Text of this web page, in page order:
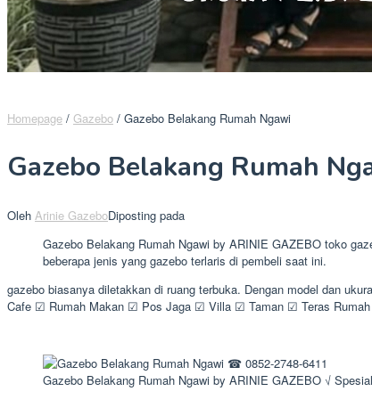
Homepage / Gazebo / Gazebo Belakang Rumah Ngawi
Gazebo Belakang Rumah
Oleh Arinie GazeboDiposting pada
Gazebo Belakang Rumah Ngawi by ARINIE GAZEBO toko
beberapa jenis yang gazebo terlaris di pembeli saat ini.
gazebo biasanya diletakkan di ruang terbuka. Dengan model dan
Cafe ☑ Rumah Makan ☑ Pos Jaga ☑ Villa ☑ Taman ☑ Teras
Gazebo Belakang Rumah Ngawi by ARINIE GAZEBO √